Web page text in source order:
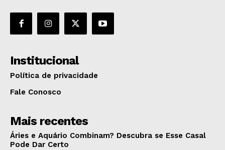
Institucional
Política de privacidade
Fale Conosco
Mais recentes
Áries e Aquário Combinam? Descubra se Esse Casal
Pode Dar Certo